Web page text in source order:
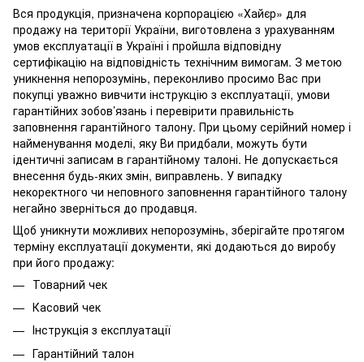
Вся продукція, призначена корпорацією «Хайєр» для
продажу на території України, виготовлена з урахуванням
умов експлуатації в Україні і пройшла відповідну
сертифікацію на відповідність технічним вимогам. З метою
уникнення непорозумінь, переконливо просимо Вас при
покупці уважно вивчити інструкцію з експлуатації, умови
гарантійних зобов’язань і перевірити правильність
заповнення гарантійного талону. При цьому серійний номер і
найменування моделі, яку Ви придбали, можуть бути
ідентичні записам в гарантійному талоні. Не допускається
внесення будь-яких змін, виправлень. У випадку
некоректного чи неповного заповнення гарантійного талону
негайно зверніться до продавця.
Щоб уникнути можливих непорозумінь, зберігайте протягом
терміну експлуатації документи, які додаються до виробу
при його продажу:
Товарний чек
Касовий чек
Інструкція з експлуатації
Гарантійний талон